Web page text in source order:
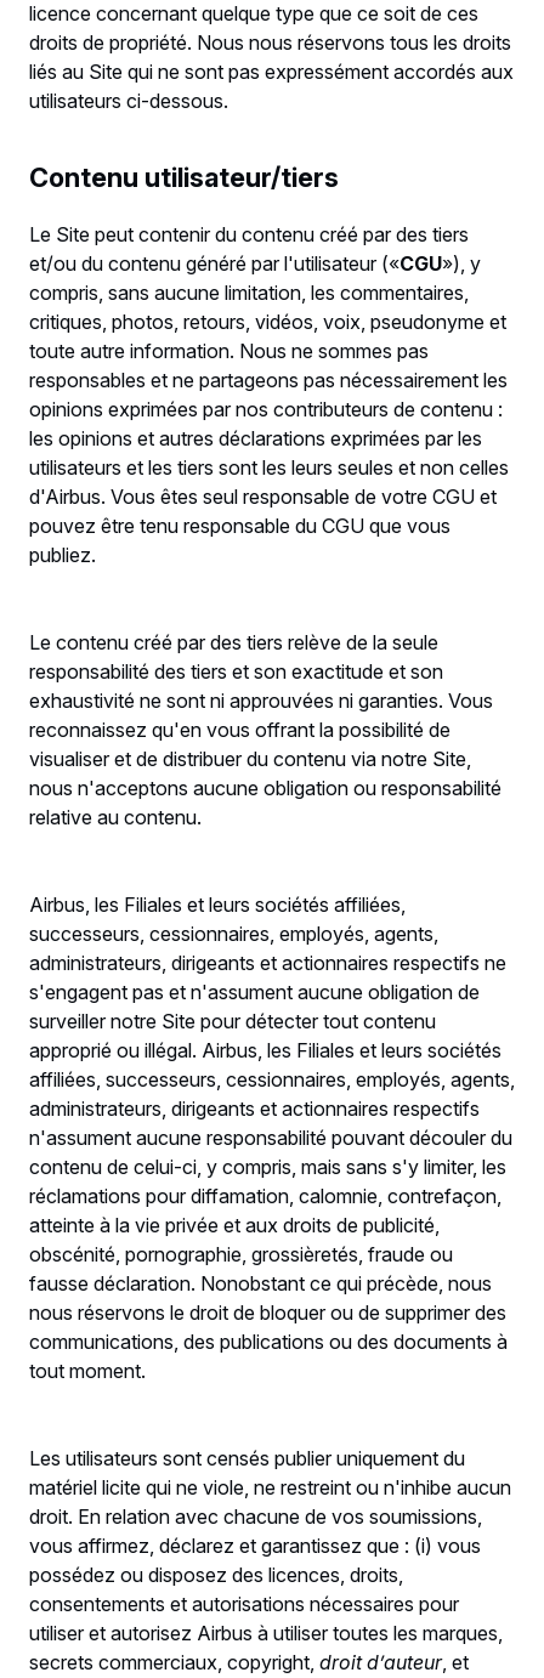
licence concernant quelque type que ce soit de ces
droits de propriété. Nous nous réservons tous les droits
liés au Site qui ne sont pas expressément accordés aux
utilisateurs ci-dessous.
Contenu utilisateur/tiers
Le Site peut contenir du contenu créé par des tiers
et/ou du contenu généré par l'utilisateur («CGU»), y
compris, sans aucune limitation, les commentaires,
critiques, photos, retours, vidéos, voix, pseudonyme et
toute autre information. Nous ne sommes pas
responsables et ne partageons pas nécessairement les
opinions exprimées par nos contributeurs de contenu :
les opinions et autres déclarations exprimées par les
utilisateurs et les tiers sont les leurs seules et non celles
d'Airbus. Vous êtes seul responsable de votre CGU et
pouvez être tenu responsable du CGU que vous
publiez.
Le contenu créé par des tiers relève de la seule
responsabilité des tiers et son exactitude et son
exhaustivité ne sont ni approuvées ni garanties. Vous
reconnaissez qu'en vous offrant la possibilité de
visualiser et de distribuer du contenu via notre Site,
nous n'acceptons aucune obligation ou responsabilité
relative au contenu.
Airbus, les Filiales et leurs sociétés affiliées,
successeurs, cessionnaires, employés, agents,
administrateurs, dirigeants et actionnaires respectifs ne
s'engagent pas et n'assument aucune obligation de
surveiller notre Site pour détecter tout contenu
approprié ou illégal. Airbus, les Filiales et leurs sociétés
affiliées, successeurs, cessionnaires, employés, agents,
administrateurs, dirigeants et actionnaires respectifs
n'assument aucune responsabilité pouvant découler du
contenu de celui-ci, y compris, mais sans s'y limiter, les
réclamations pour diffamation, calomnie, contrefaçon,
atteinte à la vie privée et aux droits de publicité,
obscénité, pornographie, grossièretés, fraude ou
fausse déclaration. Nonobstant ce qui précède, nous
nous réservons le droit de bloquer ou de supprimer des
communications, des publications ou des documents à
tout moment.
Les utilisateurs sont censés publier uniquement du
matériel licite qui ne viole, ne restreint ou n'inhibe aucun
droit. En relation avec chacune de vos soumissions,
vous affirmez, déclarez et garantissez que : (i) vous
possédez ou disposez des licences, droits,
consentements et autorisations nécessaires pour
utiliser et autorisez Airbus à utiliser toutes les marques,
secrets commerciaux, copyright, droit d’auteur, et